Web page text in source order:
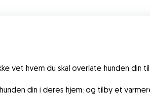
vet hvem du skal overlate hunden din
din i deres hjem; og tilby et